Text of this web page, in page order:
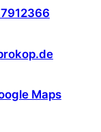
Maps